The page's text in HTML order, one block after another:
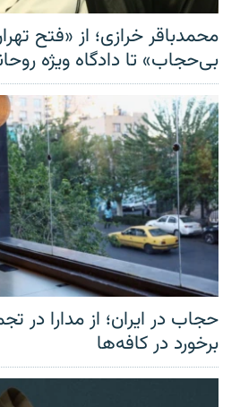
محمدباقر خرازی؛ از «فتح
بی‌حجاب» تا دادگاه ویژه
حجاب در ایران؛ از مدارا در
برخورد در کافه‌ها